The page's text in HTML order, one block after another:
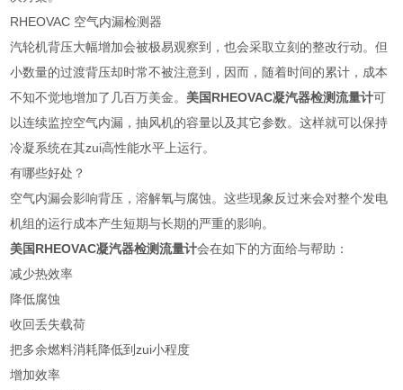
RHEOVAC 空气内漏检测器
汽轮机背压大幅增加会被极易观察到，也会采取立刻的整改行动。但
小数量的过渡背压却时常不被注意到，因而，随着时间的累计，成本
不知不觉地增加了几百万美金。美国RHEOVAC凝汽器检测流量计可
以连续监控空气内漏，抽风机的容量以及其它参数。这样就可以保持
冷凝系统在其zui高性能水平上运行。
有哪些好处？
空气内漏会影响背压，溶解氧与腐蚀。这些现象反过来会对整个发电
机组的运行成本产生短期与长期的严重的影响。
美国RHEOVAC凝汽器检测流量计会在如下的方面给与帮助：
减少热效率
降低腐蚀
收回丢失载荷
把多余燃料消耗降低到zui小程度
增加效率